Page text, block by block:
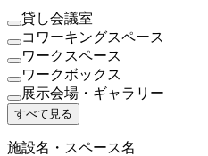
貸し会議室
コワーキングスペース
ワークスペース
ワークボックス
展示会場・ギャラリー
すべて見る
施設名・スペース名